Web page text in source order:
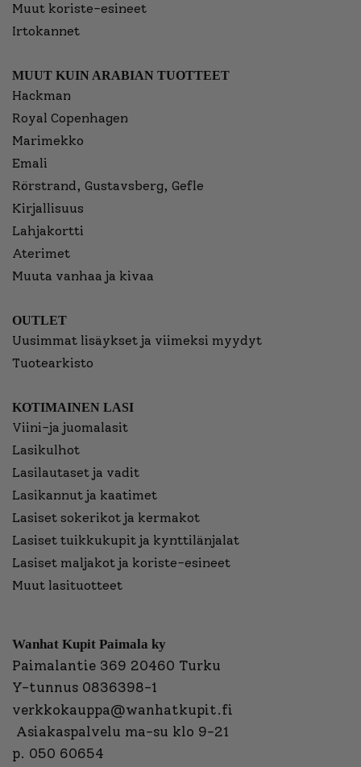
Muut koriste-esineet
Irtokannet
MUUT KUIN ARABIAN TUOTTEET
Hackman
Royal Copenhagen
Marimekko
Emali
Rörstrand, Gustavsberg, Gefle
Kirjallisuus
Lahjakortti
Aterimet
Muuta vanhaa ja kivaa
OUTLET
Uusimmat lisäykset ja viimeksi myydyt
Tuotearkisto
KOTIMAINEN LASI
Viini-ja juomalasit
Lasikulhot
Lasilautaset ja vadit
Lasikannut ja kaatimet
Lasiset sokerikot ja kermakot
Lasiset tuikkukupit ja kynttilänjalat
Lasiset maljakot ja koriste-esineet
Muut lasituotteet
Wanhat Kupit Paimala ky
Paimalantie 369 20460 Turku
Y-tunnus 0836398-1
verkkokauppa@wanhatkupit.fi
Asiakaspalvelu ma-su klo 9-21
p. 050 60654